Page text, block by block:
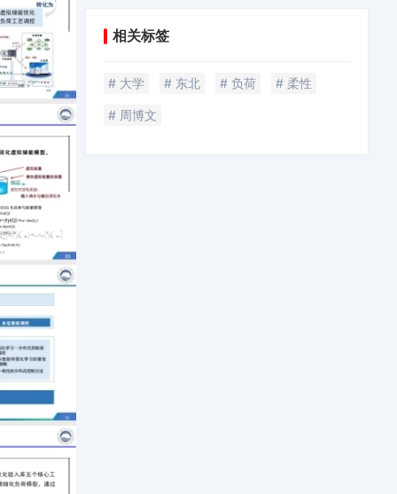
相关标签
# 大学 # 东北 # 负荷 # 柔性
# 周博文